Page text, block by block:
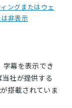
ングまたはウェ
非表示
幕を表示でき
社が提供する
搭載されていま